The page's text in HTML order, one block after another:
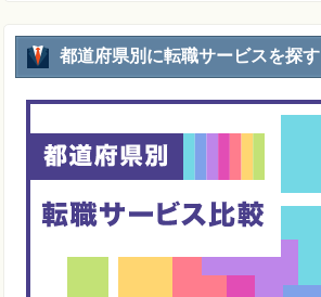
都道府県別に転職サービスを探す